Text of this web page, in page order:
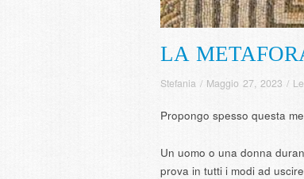
LA
Stefania / Maggio 27, 2023 /
Propongo spesso questa
Un uomo o una donna
prova in tutti i modi ad